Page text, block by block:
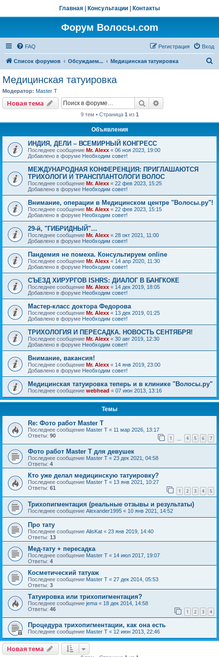
Главная Консультации Контакты
Форум Волосы.com
FAQ Вход
Регистрация
Список форумов Обсуждаем... Медицинская татуировка
Медицинская татуировка
Модератор: Master T
Новая тема Поиск
9 тем • Страница 1 из 1
Объявления
ИНДИЯ, ДЕЛИ – ВСЕМИРНЫЙ КОНГРЕСС
Последнее сообщение Mr. Alexx « 06 ноя 2023, 19:00
Добавлено в форуме Необходим совет!
МЕЖДУНАРОДНАЯ КОНФЕРЕНЦИЯ: ПРИГЛАШАЮТСЯ
ТРИХОЛОГИ И ТРАНСПЛАНТОЛОГИ ВОЛОС
Последнее сообщение Mr. Alexx « 22 фев 2023, 15:25
Добавлено в форуме Необходим совет!
Внимание, операции в Медицинском центре "Волосы.ру"!
Последнее сообщение Mr. Alexx « 22 фев 2023, 15:15
Добавлено в форуме Необходим совет!
29-й, "ГИБРИДНЫЙ"…
Последнее сообщение Mr. Alexx « 28 окт 2021, 11:00
Добавлено в форуме Необходим совет!
Пандемия не помеха. Консультируем online
Последнее сообщение Mr. Alexx « 14 апр 2020, 11:30
Добавлено в форуме Необходим совет!
СЪЕЗД ХИРУРГОВ ISHRS: ДИАЛОГ В БАНГКОКЕ
Последнее сообщение Mr. Alexx « 14 дек 2019, 18:05
Добавлено в форуме Необходим совет!
Мастер-класс доктора Федорова
Последнее сообщение Mr. Alexx « 13 дек 2019, 01:25
Добавлено в форуме Необходим совет!
ТРИХОЛОГИЯ И ПЕРЕСАДКА. НОВОСТЬ СЕНТЯБРЯ!
Последнее сообщение Mr. Alexx « 30 авг 2019, 12:30
Добавлено в форуме Необходим совет!
Внимание, вакансия!
Последнее сообщение Mr. Alexx « 14 янв 2019, 23:00
Добавлено в форуме Необходим совет!
Медицинская татуировка теперь и в клинике "Волосы.ру"
Последнее сообщение webhead « 07 июн 2013, 13:16
Темы
Re: Фото работ Master T
Последнее сообщение Master T « 11 мар 2026, 13:17
Ответы: 90 1 4 5 6 7
Фото работ Master T для девушек
Последнее сообщение Master T « 23 дек 2021, 04:58
Ответы: 4
Кто уже делал медицинскую татуировку?
Последнее сообщение Master T « 13 янв 2021, 10:27
Ответы: 61 1 2 3 4 5
Трихопигментация (реальные отзывы и результаты)
Последнее сообщение Alexander1995 « 10 янв 2021, 14:52
Про тату
Последнее сообщение AlisKat « 23 янв 2019, 14:40
Ответы: 13
Мед-тату + пересадка
Последнее сообщение Master T « 14 июл 2017, 19:07
Ответы: 4
Косметический татуаж
Последнее сообщение Master T « 27 дек 2014, 05:53
Ответы: 3
Татуировка или трихопигментация?
Последнее сообщение jema « 18 дек 2014, 14:58
Ответы: 46 1 2 3 4
Процедура трихопигментации, как она есть
Последнее сообщение Master T « 12 июн 2013, 22:46
Новая тема